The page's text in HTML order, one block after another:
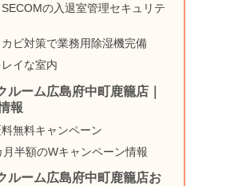
の入退室管理セキュリテ
ビ対策で業務用除湿機完備
イな室内
ルーム広島府中町鹿籠店｜
報
無料キャンペーン
半額のWキャンペーン情報
ルーム広島府中町鹿籠店お